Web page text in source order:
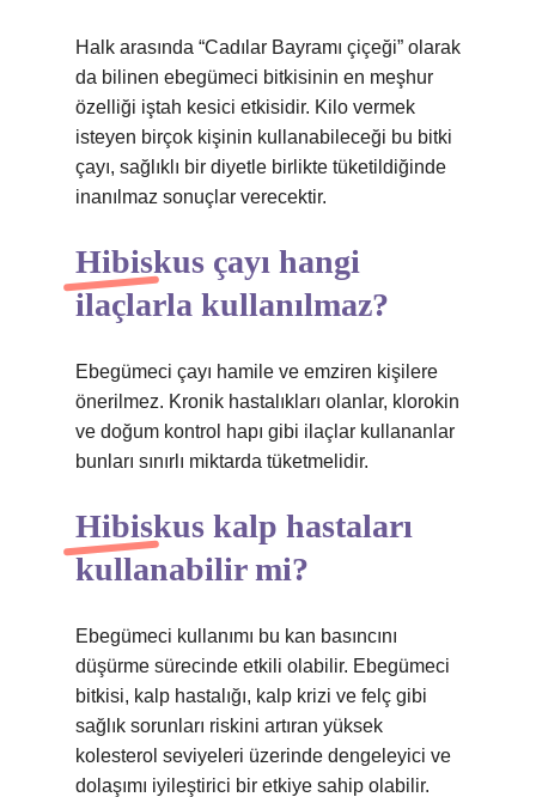
Halk arasında “Cadılar Bayramı çiçeği” olarak
da bilinen ebegümeci bitkisinin en meşhur
özelliği iştah kesici etkisidir. Kilo vermek
isteyen birçok kişinin kullanabileceği bu bitki
çayı, sağlıklı bir diyetle birlikte tüketildiğinde
inanılmaz sonuçlar verecektir.
Hibiskus çayı hangi
ilaçlarla kullanılmaz?
Ebegümeci çayı hamile ve emziren kişilere
önerilmez. Kronik hastalıkları olanlar, klorokin
ve doğum kontrol hapı gibi ilaçlar kullananlar
bunları sınırlı miktarda tüketmelidir.
Hibiskus kalp hastaları
kullanabilir mi?
Ebegümeci kullanımı bu kan basıncını
düşürme sürecinde etkili olabilir. Ebegümeci
bitkisi, kalp hastalığı, kalp krizi ve felç gibi
sağlık sorunları riskini artıran yüksek
kolesterol seviyeleri üzerinde dengeleyici ve
dolaşımı iyileştirici bir etkiye sahip olabilir.